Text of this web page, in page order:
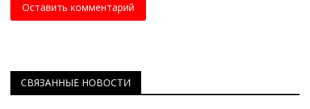
Оставить комментарий
СВЯЗАННЫЕ НОВОСТИ